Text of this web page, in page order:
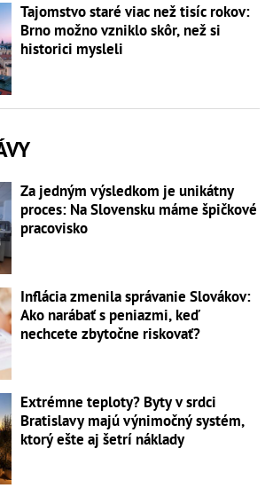
Tajomstvo staré viac než tisíc rokov:
Brno možno vzniklo skôr, než si
historici mysleli
Za jedným výsledkom je unikátny
proces: Na Slovensku máme špičkové
pracovisko
Inflácia zmenila správanie Slovákov:
Ako narábať s peniazmi, keď
nechcete zbytočne riskovať?
Extrémne teploty? Byty v srdci
Bratislavy majú výnimočný systém,
ktorý ešte aj šetrí náklady